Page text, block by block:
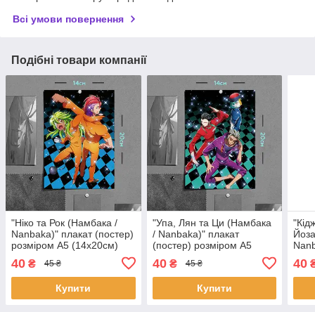
Всі умови повернення
Подібні товари компанії
"Ніко та Рок (Намбака /
Nanbaka)" плакат (постер)
розміром А5 (14х20см)
40 ₴ 45 ₴
Купити
"Упа, Лян та Ци (Намбака
/ Nanbaka)" плакат
(постер) розміром А5
40₴ 45 ₴
Купити
40